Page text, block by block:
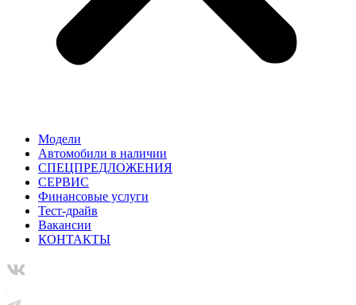
Модели
Автомобили в наличии
СПЕЦПРЕДЛОЖЕНИЯ
СЕРВИС
Финансовые услуги
Тест-драйв
Вакансии
КОНТАКТЫ